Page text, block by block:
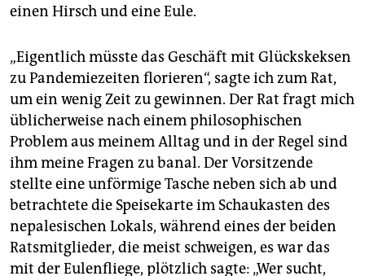
einen Hirsch und eine Eule.
„Eigentlich müsste das Geschäft mit Glückskeksen
zu Pandemiezeiten florieren“, sagte ich zum Rat,
um ein wenig Zeit zu gewinnen. Der Rat fragt mich
üblicherweise nach einem philosophischen
Problem aus meinem Alltag und in der Regel sind
ihm meine Fragen zu banal. Der Vorsitzende
stellte eine unförmige Tasche neben sich ab und
betrachtete die Speisekarte im Schaukasten des
nepalesischen Lokals, während eines der beiden
Ratsmitglieder, die meist schweigen, es war das
mit der Eulenfliege, plötzlich sagte: „Wer sucht,